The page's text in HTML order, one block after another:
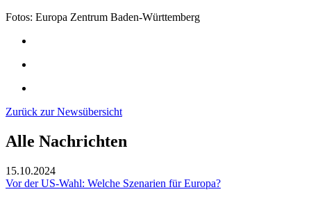
Fotos: Europa Zentrum Baden-Württemberg
Zurück zur Newsübersicht
Alle Nachrichten
15.10.2024
Vor der US-Wahl: Welche Szenarien für Europa?